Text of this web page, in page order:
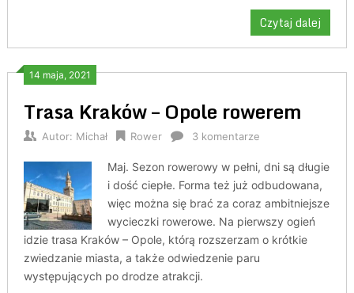
Czytaj dalej
14 maja, 2021
Trasa Kraków – Opole rowerem
Autor: Michał Rower 3 komentarze
Maj. Sezon rowerowy w pełni, dni są długie
i dość ciepłe. Forma też już odbudowana,
więc można się brać za coraz ambitniejsze
wycieczki rowerowe. Na pierwszy ogień
idzie trasa Kraków – Opole, którą rozszerzam o krótkie
zwiedzanie miasta, a także odwiedzenie paru
występujących po drodze atrakcji.